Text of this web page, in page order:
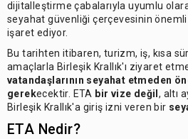
dijitalleştirme çabalarıyla uyumlu
seyahat güvenliği çerçevesinin
işaret ediyor.
Bu tarihten itibaren, turizm, iş, kısa
amaçlarla Birleşik Krallık'ı ziyaret
vatandaşlarının seyahat etmeden
gerekecektir. ETA bir vize değil , altı
Birleşik Krallık'a giriş izni veren bir
ETA Nedir?